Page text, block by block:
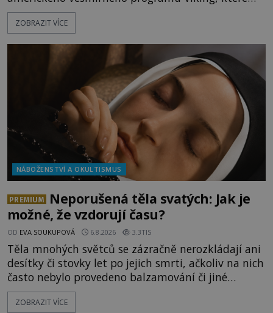
jsou schopny pořídit fotografie záhadami
opředené rudé planety. Viking 1 zde zaznamená
zvané Cydonie totiž zachytí podivný útvar
připomínající lidskou tvář. NASA (Národní úřad
ZOBRAZIT VÍCE
NÁBOŽENSTVÍ A OKULTISMUS
PREMIUM
Neporušená těla svatých: Jak je
možné, že vzdorují času?
OD EVA SOUKUPOVÁ 6.8.2026 3.3TIS
Těla mnohých světců se zázračně nerozkládají ani
desítky či stovky let po jejich smrti, ačkoliv na nich
často nebylo provedeno balzamování či jiné
pokusy o konzervaci. Neporušené ostatky bývají
považovány za důkaz svatosti zemřelých. Jaké
ZOBRAZIT VÍCE